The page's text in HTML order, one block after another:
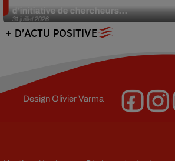
31 juillet 2026
d’initiative de chercheurs...
+ D'ACTU POSITIVE
DesignOlivier Varma